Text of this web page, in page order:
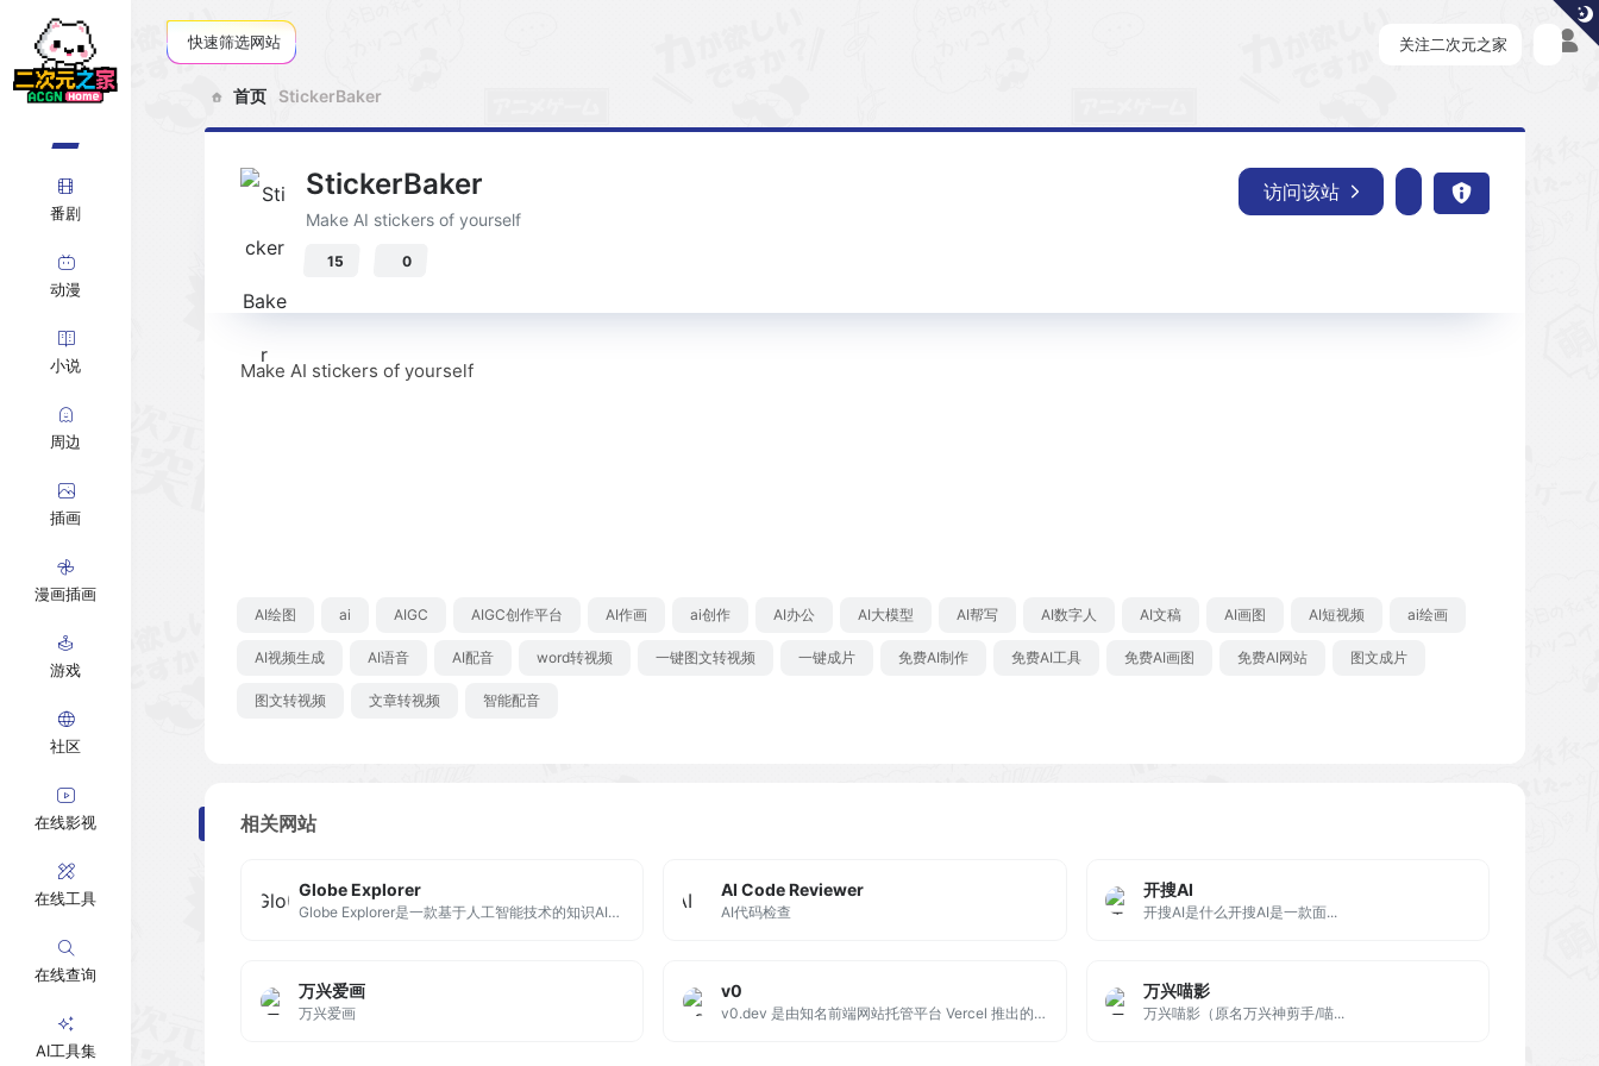
番剧
动漫
小说
周边
插画
漫画插画
游戏
社区
在线影视
在线工具
在线查询
AI工具集
快速筛选网站 关注二次元之家
首页 StickerBaker
StickerBaker
Make AI stickers of yourself
15 0
访问该站
Make AI stickers of yourself
AI绘图 ai AIGC AIGC创作平台 AI作画 ai创作 AI办公 AI大模型 AI帮写 AI数字人 AI文稿 AI画图 AI短视频 ai绘画
AI视频生成 AI语音 AI配音 word转视频 一键图文转视频 一键成片 免费AI制作 免费AI工具 免费AI画图 免费AI网站 图文成片
图文转视频 文章转视频 智能配音
相关网站
Globe Explorer
Globe Explorer是一款基于人工智能技术的知识AI搜索引擎，通过大型语言模型深入理解用户查询，生成详尽的个性化和结构化的结果页面。
AI Code Reviewer
AI代码检查
开搜AI
开搜AI是什么开搜AI是一款面...
万兴爱画
万兴爱画
v0
v0.dev 是由知名前端网站托管平台 Vercel 推出的由 AI 自动生成网页用户界面的工具
万兴喵影
万兴喵影（原名万兴神剪手/喵...